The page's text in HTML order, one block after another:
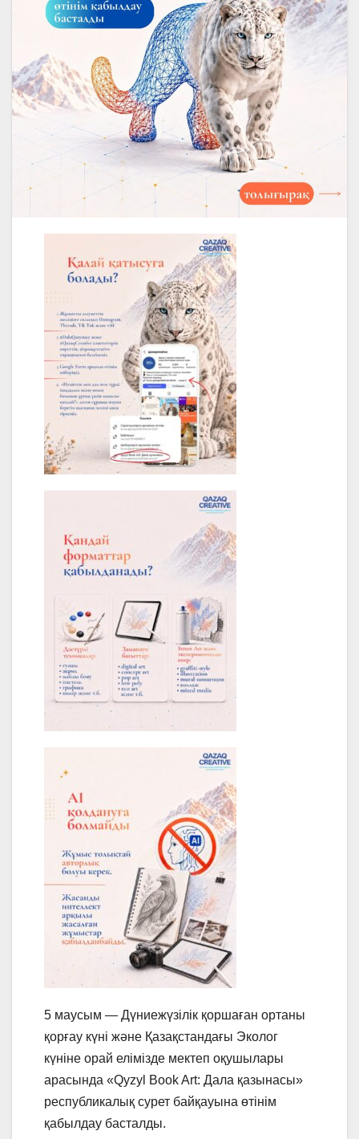
5 маусым — Дүниежүзілік қоршаған ортаны
қорғау күні жəне Қазақстандағы Эколог
күніне орай елімізде мектеп оқушылары
арасында «Qyzyl Book Art: Дала қазынасы»
республикалық сурет байқауына өтінім
қабылдау басталды.